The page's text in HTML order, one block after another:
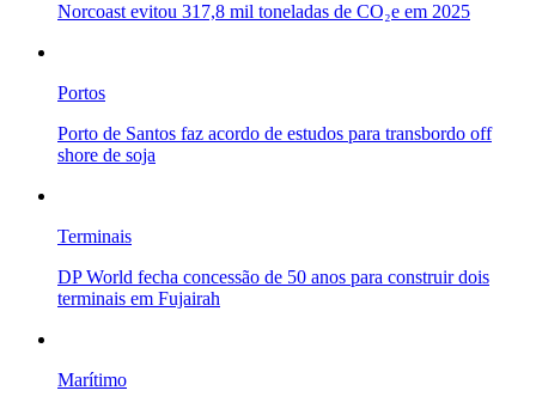
Norcoast evitou 317,8 mil toneladas de CO₂e em 2025
Portos
Porto de Santos faz acordo de estudos para transbordo off
shore de soja
Terminais
DP World fecha concessão de 50 anos para construir dois
terminais em Fujairah
Marítimo